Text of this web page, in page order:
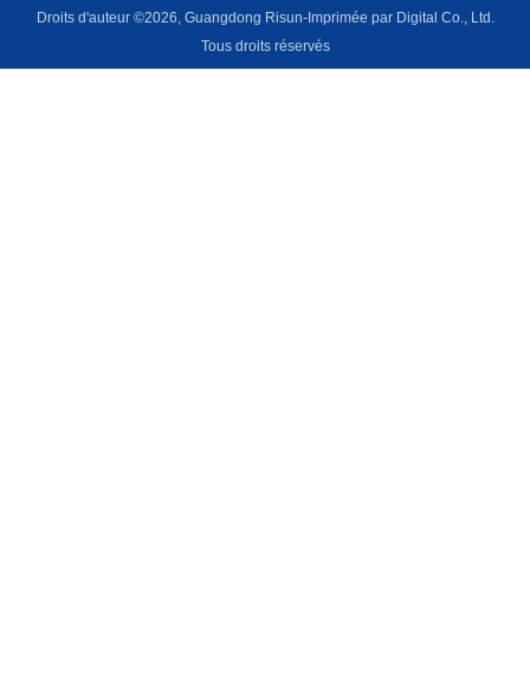
Droits d'auteur ©2026, Guangdong Risun-Imprimée par Digital Co., Ltd.
Tous droits réservés